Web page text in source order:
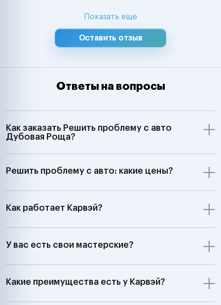
Показать еще
Оставить отзыв
Ответы на вопросы
Как заказать Решить проблему с авто
Дубовая Роща?
Решить проблему с авто: какие цены?
Как работает Карвэй?
У вас есть свои мастерские?
Какие преимущества есть у Карвэй?